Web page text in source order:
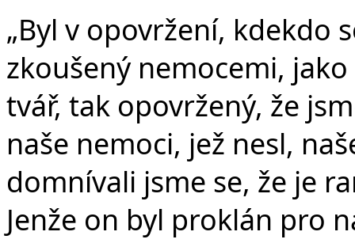
„Byl v opovržení, kdekdo
zkoušený nemocemi,
tvář, tak opovržený, že
naše nemoci, jež nesl,
domnívali jsme se, že je
Jenže on byl proklán pro